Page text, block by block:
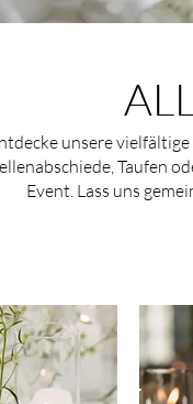
unsere
Taufen
Event. Lass uns